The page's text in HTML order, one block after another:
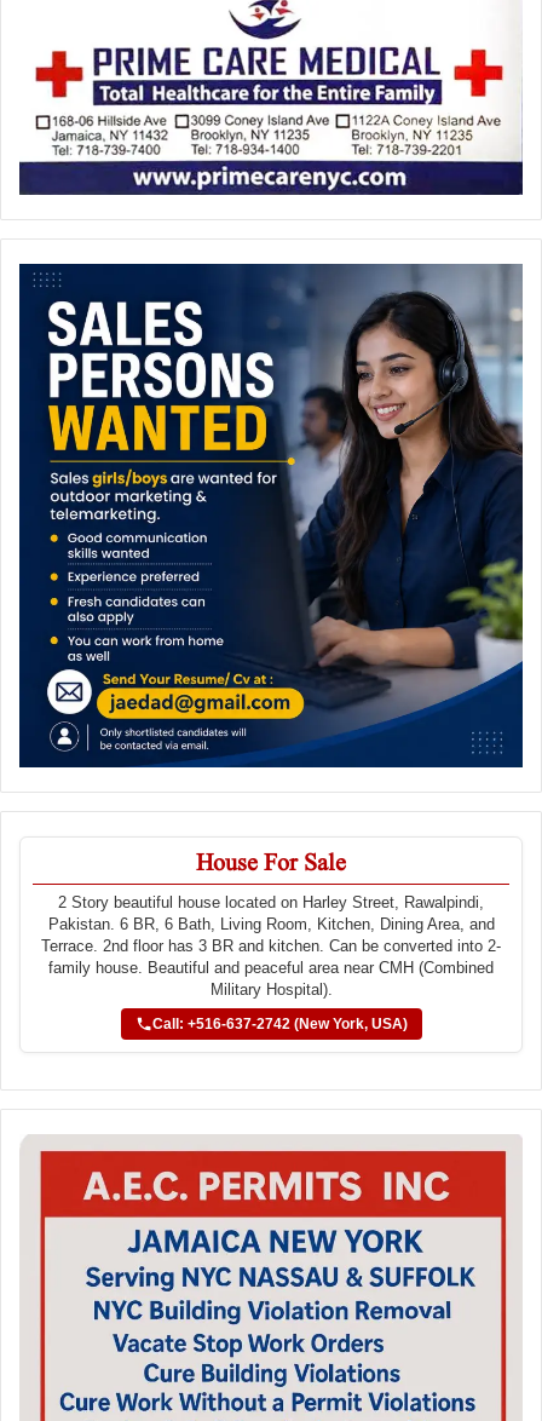
House For Sale
2 Story beautiful house located on Harley Street, Rawalpindi,
Pakistan. 6 BR, 6 Bath, Living Room, Kitchen, Dining Area, and
Terrace. 2nd floor has 3 BR and kitchen. Can be converted into 2-
family house. Beautiful and peaceful area near CMH (Combined
Military Hospital).
Call: +516-637-2742 (New York, USA)